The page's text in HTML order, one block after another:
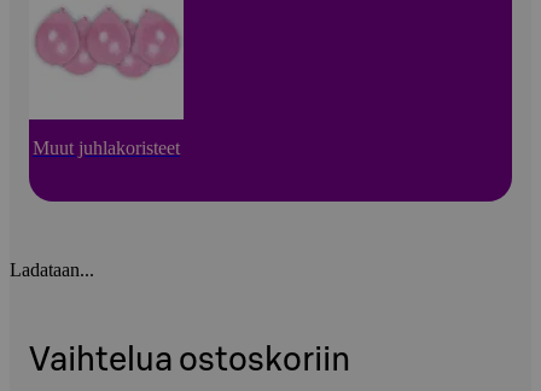
Muut juhlakoristeet
Ladataan...
Vaihtelua ostoskoriin